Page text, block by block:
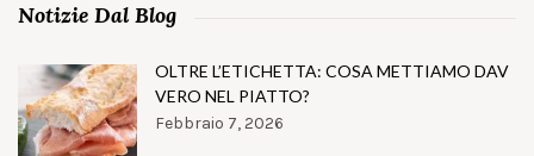
Notizie Dal Blog
OLTRE L’ETICHETTA: COSA METTIAMO DAV
VERO NEL PIATTO?
Febbraio 7, 2026